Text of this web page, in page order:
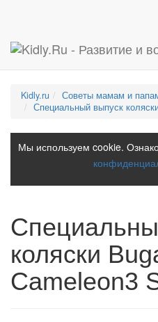
Kidly.ru Советы мамам и
Специальный выпуск
Мы используем cookie.
коляски
Cameleon3